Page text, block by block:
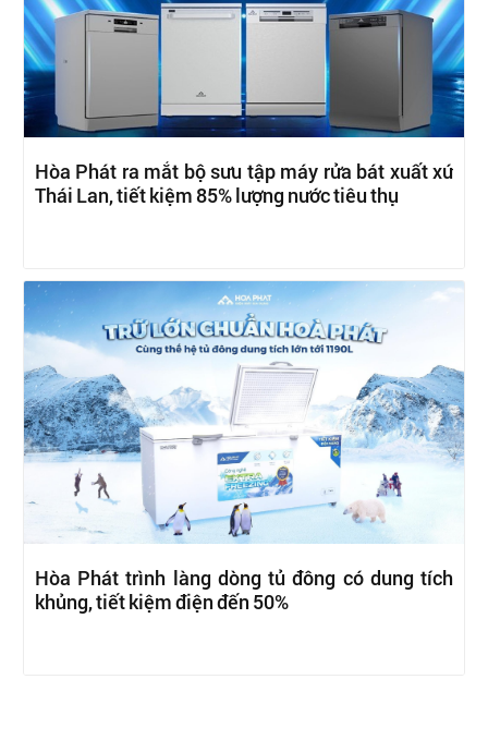
Hòa Phát ra mắt bộ sưu tập máy rửa bát xuất xứ
Thái Lan, tiết kiệm 85% lượng nước tiêu thụ
Hòa Phát trình làng dòng tủ đông có dung tích
khủng, tiết kiệm điện đến 50%